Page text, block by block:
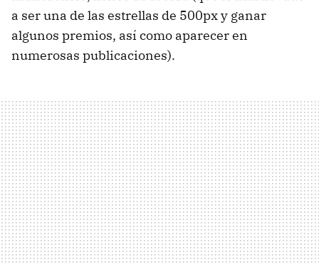
a ser una de las estrellas de 500px y ganar
algunos premios, así como aparecer en
numerosas publicaciones).